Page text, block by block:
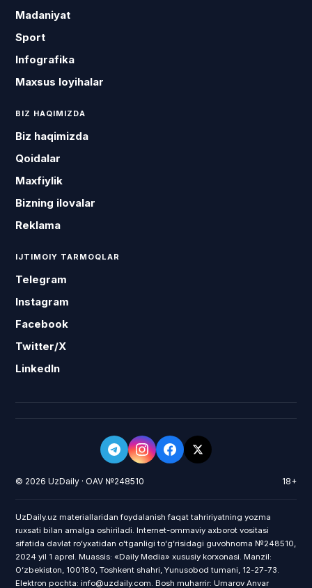
Madaniyat
Sport
Infografika
Maxsus loyihalar
BIZ HAQIMIZDA
Biz haqimizda
Qoidalar
Maxfiylik
Bizning ilovalar
Reklama
IJTIMOIY TARMOQLAR
Telegram
Instagram
Facebook
Twitter/X
LinkedIn
© 2026 UzDaily · OAV №248510 18+
UzDaily.uz materiallaridan foydalanish faqat tahririyatning yozma
ruxsati bilan amalga oshiriladi. Internet-ommaviy axborot vositasi
sifatida davlat roʻyxatidan oʻtganligi toʻgʻrisidagi guvohnoma №248510,
2024 yil 1 aprel. Muassis: «Daily Media» xususiy korxonasi. Manzil:
Oʻzbekiston, 100180, Toshkent shahri, Yunusobod tumani, 12-27-73.
Elektron pochta: info@uzdaily.com. Bosh muharrir: Umarov Anvar